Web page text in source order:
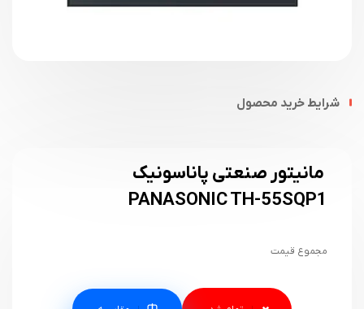
شرایط خرید محصول
مانیتور صنعتی پاناسونیک
PANASONIC TH-55SQP1
مجموع قیمت